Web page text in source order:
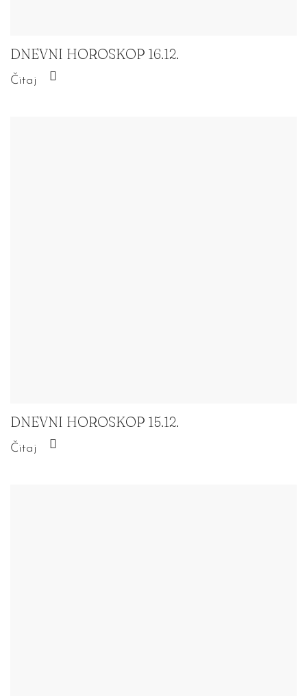
DNEVNI HOROSKOP 16.12.
Čitaj
DNEVNI HOROSKOP 15.12.
Čitaj